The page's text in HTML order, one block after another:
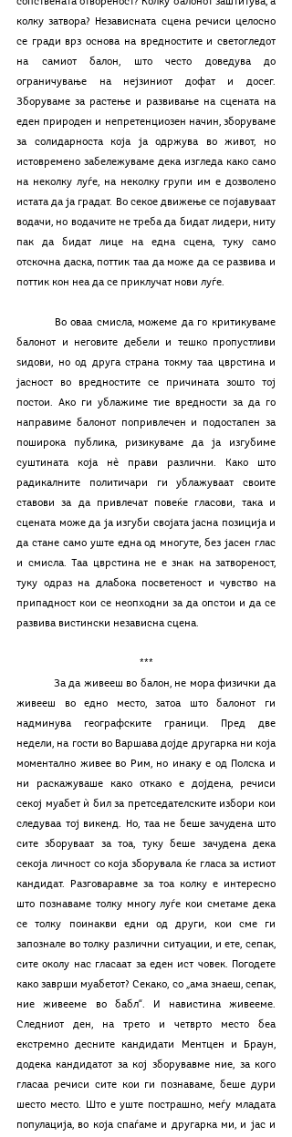
колку затвора? Независната сцена речиси целосно
се гради врз основа на вредностите и светогледот
на самиот балон, што често доведува до
ограничување на нејзиниот дофат и досег.
Зборуваме за растење и развивање на сцената на
еден природен и непретенциозен начин, зборуваме
за солидарноста која ја одржува во живот, но
истовремено забележуваме дека изгледа како само
на неколку луѓе, на неколку групи им е дозволено
истата да ја градат. Во секое движење се појавуваат
водачи, но водачите не треба да бидат лидери, ниту
пак да бидат лице на една сцена, туку само
отскочна даска, поттик таа да може да се развива и
поттик кон неа да се приклучат нови луѓе.
балонот и неговите дебели и тешко пропустливи
ѕидови, но од друга страна токму таа цврстина и
јасност во вредностите се причината зошто тој
постои. Ако ги ублажиме тие вредности за да го
направиме балонот попривлечен и подостапен за
поширока публика, ризикуваме да ја изгубиме
суштината која нè прави различни. Како што
радикалните политичари ги ублажуваат своите
ставови за да привлечат повеќе гласови, така и
сцената може да ја изгуби својата јасна позиција и
да стане само уште една од многуте, без јасен глас
и смисла. Таа цврстина не е знак на затвореност,
туку одраз на длабока посветеност и чувство на
припадност кои се неопходни за да опстои и да се
развива вистински независна сцена.
***
живееш во едно место, затоа што балонот ги
надминува географските граници. Пред две
недели, на гости во Варшава дојде другарка ни која
моментално живее во Рим, но инаку е од Полска и
ни раскажуваше како откако е дојдена, речиси
секој муабет ѝ бил за претседателските избори кои
следуваа тој викенд. Но, таа не беше зачудена што
сите зборуваат за тоа, туку беше зачудена дека
секоја личност со која зборувала ќе гласа за истиот
кандидат. Разговаравме за тоа колку е интересно
што познаваме толку многу луѓе кои сметаме дека
се толку поинакви едни од други, кои сме ги
запознале во толку различни ситуации, и ете, сепак,
сите околу нас гласаат за еден ист човек. Погодете
како заврши муабетот? Секако, со „ама знаеш, сепак,
ние живееме во бабл“. И навистина живееме.
Следниот ден, на трето и четврто место беа
екстремно десните кандидати Ментцен и Браун,
додека кандидатот за кој зборувавме ние, за кого
гласаа речиси сите кои ги познаваме, беше дури
шесто место. Што е уште пострашно, меѓу младата
популација, во која спаѓаме и другарка ми, и јас и